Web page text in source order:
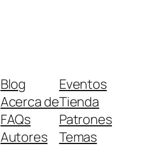
Blog
Acerca de
FAQs
Autores
Eventos
Tienda
Patrones
Temas